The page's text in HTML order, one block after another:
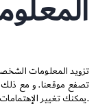
تزويد المعلومات
تصفع موقعنا. و مع
.يمكنك تغيير